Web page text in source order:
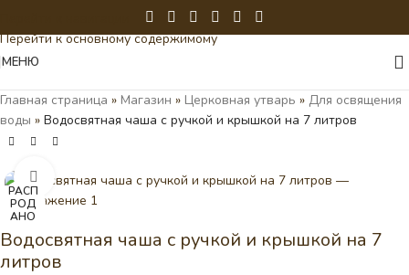
Перейти к основному содержимому
МЕНЮ
Главная страница » Магазин » Церковная утварь » Для освящения
воды » Водосвятная чаша с ручкой и крышкой на 7 литров
РАСП
РОД
АНО
Нажмите, чтобы увеличить
Водосвятная чаша с ручкой и крышкой на 7
литров